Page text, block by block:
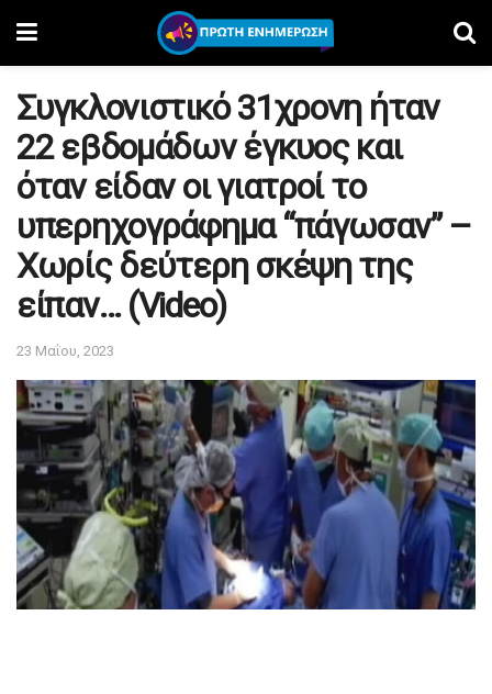
Συγκλονιστικό 31χρονη ήταν
22 εβδομάδων έγκυος και
όταν είδαν οι γιατροί το
υπερηχογράφημα “πάγωσαν” –
Χωρίς δεύτερη σκέψη της
είπαν… (Video)
23 Μαΐου, 2023